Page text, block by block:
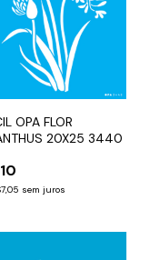
OPA FLOR
20X25 3440
sem juros